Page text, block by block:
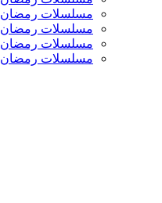
مسلسلات رمضان 2024
مسلسلات رمضان 2023
مسلسلات رمضان 2022
مسلسلات رمضان 2021